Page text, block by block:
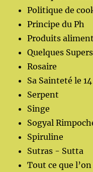
Politique de
Principe du Ph
Produits
Quelques
Rosaire
Sa Sainteté le
Serpent
Singe
Sogyal
Spiruline
Sutras - Sutta
Tout ce que